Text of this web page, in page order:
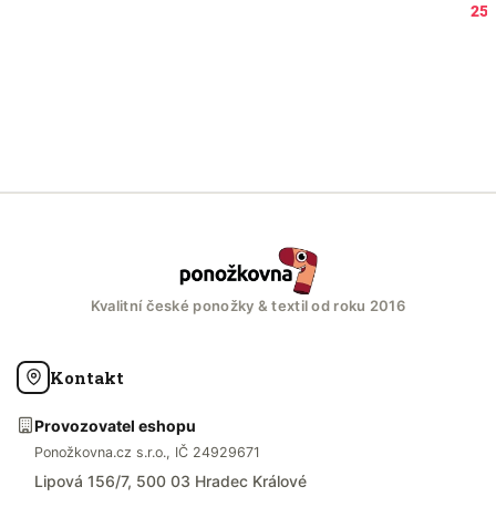
Kvalitní české ponožky & textil od roku 2016
Kontakt
Provozovatel eshopu
Ponožkovna.cz s.r.o., IČ 24929671
Lipová 156/7, 500 03 Hradec Králové